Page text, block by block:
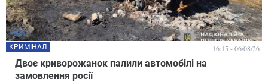
Двоє криворожанок палили автомобілі на
замовлення росії
КРИМІНАЛ 16:15 - 06/08/26